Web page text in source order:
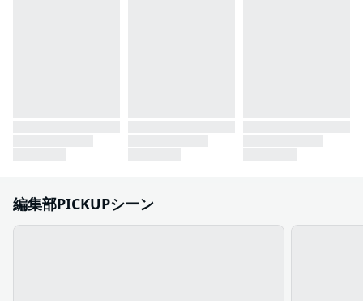
編集部PICKUPシーン